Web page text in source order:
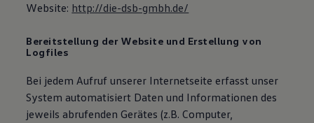
Website: http://die-dsb-gmbh.de/
Bereitstellung der Website und Erstellung von
Logfiles
Bei jedem Aufruf unserer Internetseite erfasst unser
System automatisiert Daten und Informationen des
jeweils abrufenden Gerätes (z.B. Computer,